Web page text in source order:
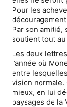
Pour les
Par son amitié,
soutient tout
Les deux
l’année où
entre
vision normale.
mieux, en lui
paysages de la